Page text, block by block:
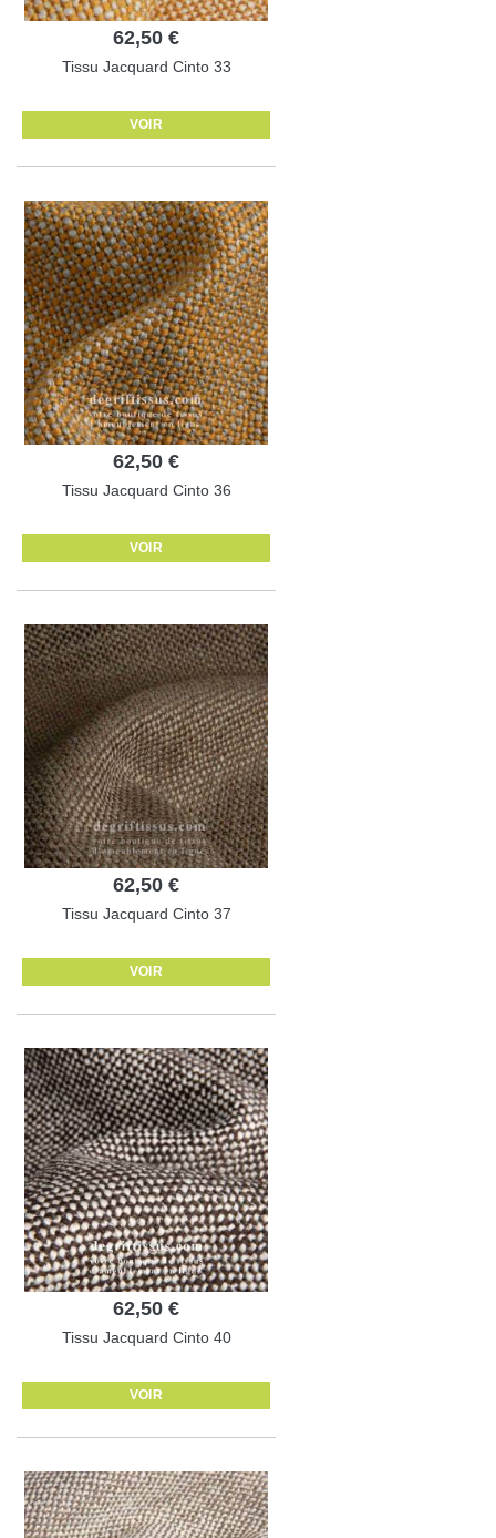
62,50 €
Tissu Jacquard Cinto 33
VOIR
62,50 €
Tissu Jacquard Cinto 36
VOIR
62,50 €
Tissu Jacquard Cinto 37
VOIR
62,50 €
Tissu Jacquard Cinto 40
VOIR